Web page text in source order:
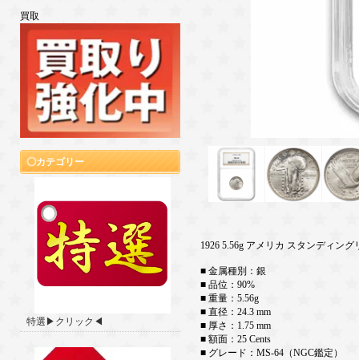
買取
カテゴリー
特選▶クリック◀
1926 5.56g アメリカ スタンディン
■ 金属種別：銀
■ 品位：90%
■ 重量：5.56g
■ 直径：24.3 mm
■ 厚さ：1.75 mm
■ 額面：25 Cents
■ グレード：MS-64（NGC鑑定）